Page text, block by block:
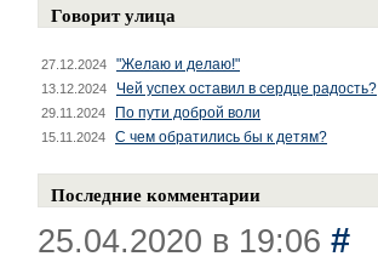
Говорит улица
27.12.2024 "Желаю и делаю!"
13.12.2024 Чей успех оставил в сердце радость?
29.11.2024 По пути доброй воли
15.11.2024 С чем обратились бы к детям?
Последние комментарии
25.04.2020 в 19:06 #